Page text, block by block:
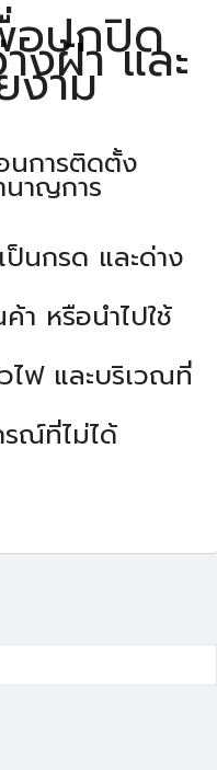
อปกปิด
งฝ้า และ
งาม
นการติดตั้ง
าญการ
ป็นกรด และด่าง
า หรือนำไปใช้
ไฟ และบริเวณที่
ณ์ที่ไม่ได้